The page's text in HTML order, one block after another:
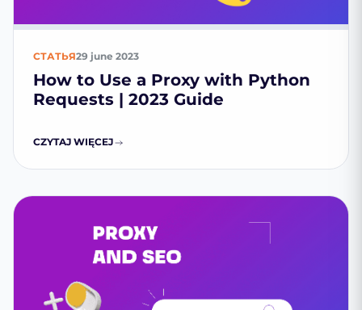
СТАТЬЯ29 june 2023
How to Use a Proxy with Python
Requests | 2023 Guide
CZYTAJ WIĘCEJ